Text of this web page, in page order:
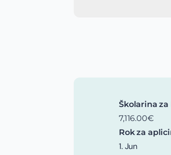
Školarina
7,116.00€
Rok za
1. Jun